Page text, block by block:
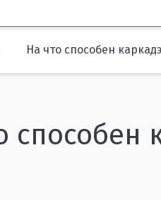
На что способен каркадэ
способен